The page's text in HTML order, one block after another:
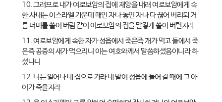
10. 그러므로 내가 여로보암의 집에 재앙을 내려 여로보암에게 속
한 사내는 이스라엘 가운데 매인 자나 놓인 자나 다 끊어 버리되 거
름 더미를 쓸어 버림 같이 여로보암의 집을 말갛게 쓸어 버릴지라
11. 여로보암에게 속한 자가 성읍에서 죽은즉 개가 먹고 들에서 죽
은즉 공중의 새가 먹으리니 이는 여호와께서 말씀하셨음이니라 하
셨나니
12. 너는 일어나 네 집으로 가라 네 발이 성읍에 들어 갈 때에 그 아
이가 죽을지라